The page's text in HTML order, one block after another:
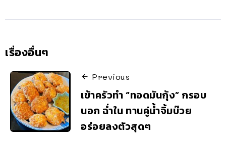
เรื่องอื่นๆ
Previous
เข้าครัวทำ “ทอดมันกุ้ง” กรอบ
นอก ฉ่ำใน ทานคู่น้ำจิ้มบ๊วย
อร่อยลงตัวสุดๆ